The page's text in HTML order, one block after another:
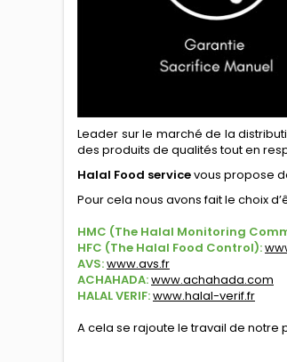
Leader sur le marché de la
des produits de qualités tout en
Halal Food servicevous propose
Pour cela nous avons fait le choix
HMC (The Halal Monitoring
HFC (The Halal Food Control):
AVS:www.avs.fr
ACHAHADA:www.achahada.com
HALAL VERIF:www.halal-verif.fr
A cela se rajoute le travail de notre